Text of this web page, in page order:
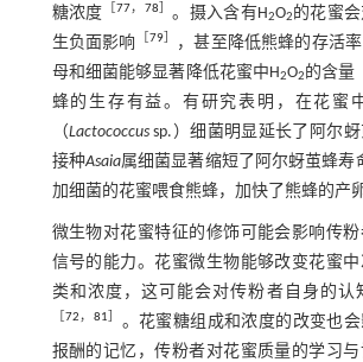
糖浓度
77， 78 。摄入含有H2O2 的花蜜
生负面影响
79］
，甚至降低熊蜂的存活
母和细菌能够显著降低花蜜中H2O2 的含量
蜂的生存有益。有研究表明，在花蜜
（Lactococcussp.）细菌明显延长了阿尔
接种Asaia属细菌显著缩短了阿尔蚜茧蜂寿
加细菌的花蜜喂食熊蜂，加快了熊蜂的产
微生物对花蜜特征的修饰可能会影响传
信号的能力。花蜜微生物能够改变花蜜
类和浓度，这可能会对传粉者自身的认
72， 81
。花蜜糖组成和浓度的改变也
报酬的记忆，传粉者对花蜜质量的学习